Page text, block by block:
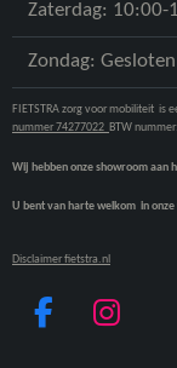
Zaterdag: 10:00-
Zondag: Gesloten
FIETSTRA zorg voor mobiliteit is
nummer 74277022 BTW
Wij hebben onze showroom aan
U bent van harte welkom in onze
Disclaimer fietstra.nl
F
I